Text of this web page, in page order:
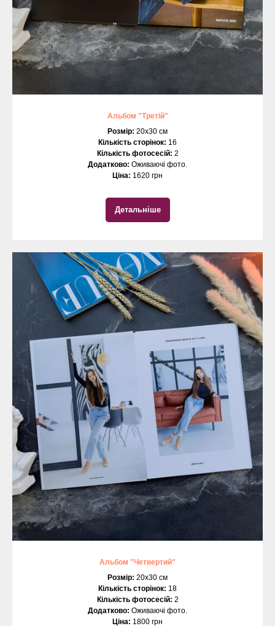
Альбом "Третій"
Розмір: 20х30 см
Кількість сторінок: 16
Кількість фотосесій: 2
Додатково: Оживаючі фото.
Ціна: 1620 грн
Детальніше
Альбом "Четвертий"
Розмір: 20х30 см
Кількість сторінок: 18
Кількість фотосесій: 2
Додатково: Оживаючі фото.
Ціна: 1800 грн